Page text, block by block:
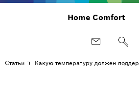
Home Comfort
Статьи Какую температуру должен